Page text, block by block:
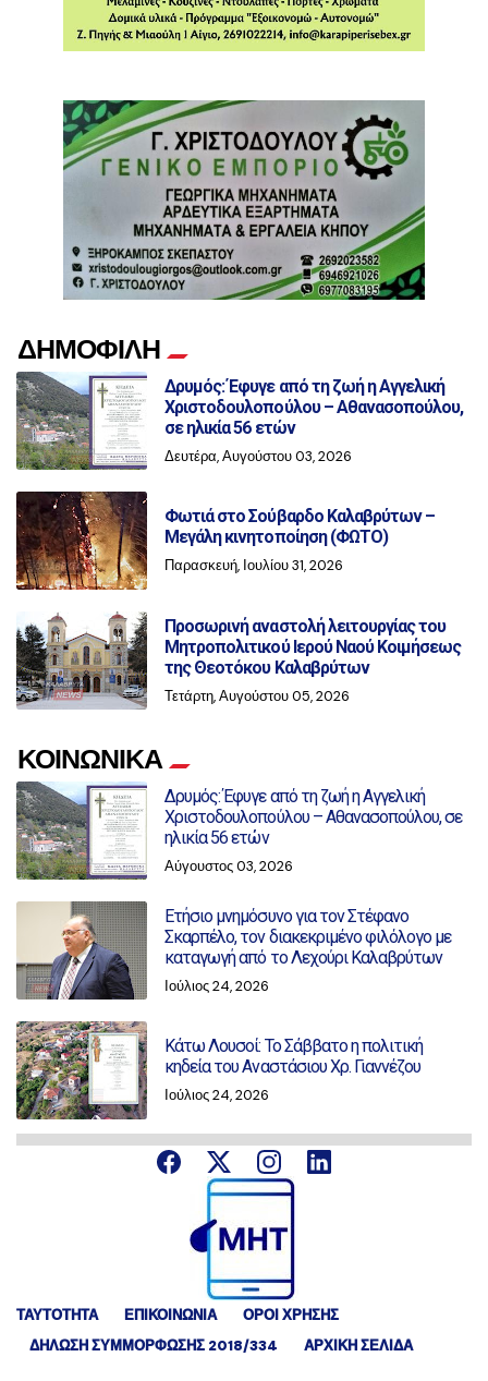
ΔΗΜΟΦΙΛΗ
Δρυμός: Έφυγε από τη ζωή η Αγγελική
Χριστοδουλοπούλου – Αθανασοπούλου,
σε ηλικία 56 ετών
Δευτέρα, Αυγούστου 03, 2026
Φωτιά στο Σούβαρδο Καλαβρύτων –
Μεγάλη κινητοποίηση (ΦΩΤΟ)
Παρασκευή, Ιουλίου 31, 2026
Προσωρινή αναστολή λειτουργίας του
Μητροπολιτικού Ιερού Ναού Κοιμήσεως
της Θεοτόκου Καλαβρύτων
Τετάρτη, Αυγούστου 05, 2026
ΚΟΙΝΩΝΙΚΑ
Δρυμός: Έφυγε από τη ζωή η Αγγελική
Χριστοδουλοπούλου – Αθανασοπούλου, σε
ηλικία 56 ετών
Αύγουστος 03, 2026
Ετήσιο μνημόσυνο για τον Στέφανο
Σκαρπέλο, τον διακεκριμένο φιλόλογο με
καταγωγή από το Λεχούρι Καλαβρύτων
Ιούλιος 24, 2026
Κάτω Λουσοί: Το Σάββατο η πολιτική
κηδεία του Αναστάσιου Χρ. Γιαννέζου
Ιούλιος 24, 2026
ΤΑΥΤΟΤΗΤΑ ΕΠΙΚΟΙΝΩΝΙΑ
ΟΡΟΙ ΧΡΗΣΗΣ
ΔΉΛΩΣΗ ΣΥΜΜΌΡΦΩΣΗΣ 2018/334
ΑΡΧΙΚΗ ΣΕΛΙΔΑ